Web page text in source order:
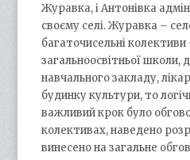
Журавка, і Антонівка
своєму селі. Журавка –
багаточисельні
загальноосвітньої школи,
навчального закладу,
будинку культури, то
важливий крок було
колективах, наведено
винесено на загальне